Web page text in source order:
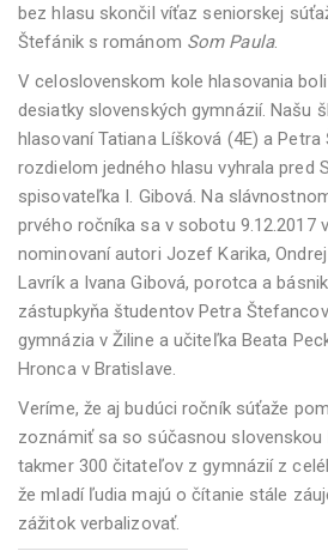
bez hlasu skončil víťaz seniorskej
Štefánik s románom Som Paula.
V celoslovenskom kole hlasovania
desiatky slovenských gymnázií. Našu
hlasovaní Tatiana Líšková (4E) a
rozdielom jedného hlasu vyhrala pred
spisovateľka I. Gibová. Na
prvého ročníka sa v sobotu 9.12.2017
nominovaní autori Jozef Karika,
Lavrík a Ivana Gibová, porotca a
zástupkyňa študentov Petra
gymnázia v Žiline a učiteľka Beata
Hronca v Bratislave.
Veríme, že aj budúci ročník súťaže
zoznámiť sa so súčasnou slovenskou
takmer 300 čitateľov z gymnázií z
že mladí ľudia majú o čítanie stále
zážitok verbalizovať.